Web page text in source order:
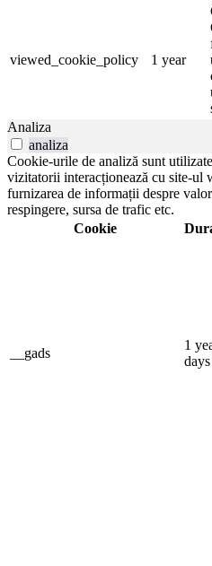
viewed_cookie_policy 1 year
Analiza
analiza
Cookie-urile de analiză sunt
vizitatorii interacționează cu site-ul
furnizarea de informații despre
respingere, sursa de trafic etc.
Cookie
__gads
1
days